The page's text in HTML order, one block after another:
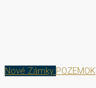
Nové Zámky POZEMOK